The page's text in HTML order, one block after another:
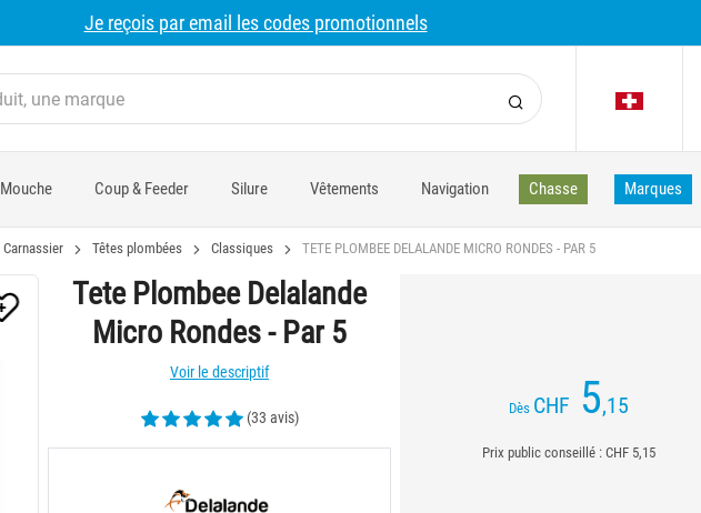
Je reçois par email les codes promotionnels
Mouche Coup & Feeder Silure Vêtements Navigation Chasse Marques
Carnassier Têtes plombées Classiques TETE PLOMBEE DELALANDE MICRO RONDES - PAR 5
Tete Plombee Delalande
Micro Rondes - Par 5
Voir le descriptif
(33 avis)
Dès CHF 5,15
Prix public conseillé : CHF 5,15